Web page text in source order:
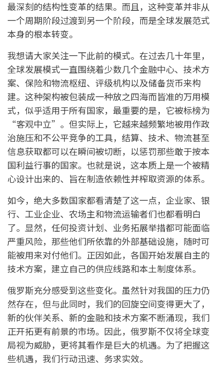
最深刻的结构性变革的结果。而且，这种变革并非从
一个周期阶段过渡到另一个阶段，而是全球发展范式
本身的根本转变。
我想请大家关注一下此前的模式。在过去几十年里，
全球发展模式一直围绕着少数几个金融中心、技术方
案、保险和物流枢纽、评级机构以及储备货币来构
建。这种架构被包装成一种放之四海而皆准的万用模
式，似乎适用于所有国家，最重要的是，它被标榜为
“客观中立”。但实际上，它越来越频繁地被用作政
治施压和不公平竞争的工具，结算、技术、物流甚至
信息获取都可以在瞬间被切断，以惩罚那些敢于按本
国利益行事的国家。也就是说，这本质上是一个被精
心设计出来的、旨在制造依赖性并榨取资源的体系。
如今，绝大多数国家都看清楚了这一点，企业家、银
行、工业企业、农场主和物流运输者们也都看明白
了。显然，任何投资计划、业务拓展举措都可能面临
严重风险，那些他们所依靠的外部基础设施，随时可
能被用来对付他们。正因如此，各国开始发展自主的
技术方案，建立自己的供应线路和本土制度体系。
俄罗斯充分感受到这些变化。虽然针对我国的压力仍
然存在，但与此同时，我们的回旋空间变得更大了，
新的伙伴关系、新的金融和技术方案不断涌现，我们
正开拓更有前景的市场。因此，俄罗斯不仅将全球变
局视为威胁，更将其看作是巨大的机遇。为了把握这
些机遇，我们行动迅速、务求实效。